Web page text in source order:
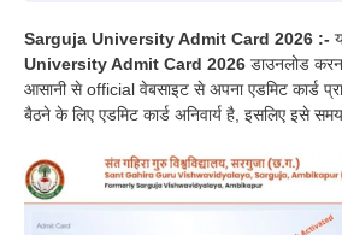
Sarguja University Admit Card 2026 :-
University Admit Card 2026 डाउनलोड
आसानी से official वेबसाइट से अपना एडमिट कार्ड
बैठने के लिए एडमिट कार्ड अनिवार्य है, इसलिए इसे